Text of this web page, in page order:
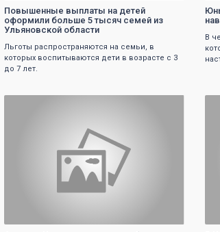
Повышенные выплаты на детей
оформили больше 5 тысяч семей из
Ульяновской области
Льготы распространяются на семьи, в
которых воспитываются дети в возрасте с 3
до 7 лет.
В